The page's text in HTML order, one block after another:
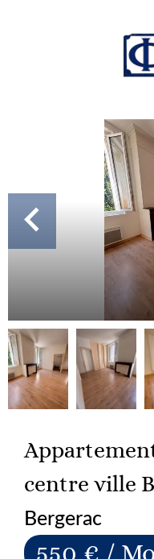
centre ville
Bergerac
550 € /